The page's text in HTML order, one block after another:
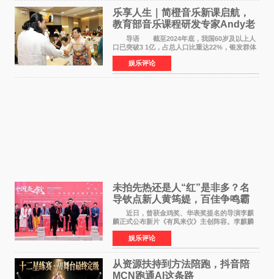
乐享人生｜简橙音乐新课启航，
教育部音乐课程研发专家Andy老
师重磅入驻领航银龄琴声
导语 截至2024年底，我国60岁及以上人
口已突破3 1亿，占总人口比重达22%，银发群体
的精神文化需求日益凸显。2024年1月，国务院办
公厅印发《关于发展银发经济增进老年人福祉的
意见》——这是
娱乐评论
未拍先热还是人“红”是非多？名
导钦点新人黄筠媞，百佳争鸣霸
气回应
近日，曾获金鸡奖、华表奖提名的导演李麒
麟正式公布新片《有凤来仪》主创阵容。李麒麟
早年凭电影《华容道》获得金鸡奖、华表奖提
名，此后长期参与国内外电影制作，其担任制片
人参与的作品亦曾
娱乐评论
从资源扶持到方法陪跑，抖音陪
MCN跑通AI这条路